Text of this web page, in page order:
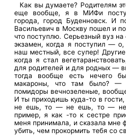
Как вы думаете? Родителям
еще вообще, я в МИФи
города, город Буденновск. И
Васильевич в Москву пошел и
что поступлю. Серьезный вуз
экзамен, когда я поступил —
наш местный, все супер!
когда я стал
для родителей и для родных —
тогда вообще есть нечего
макароны, что там было? —
помидоры вечнозеленые,
И ты приходишь куда-то в
не ешь, то — не ешь, то —
пример, я как -то к сестре
меня принимала, и сказала мне
убить, чем прокормить тебя со